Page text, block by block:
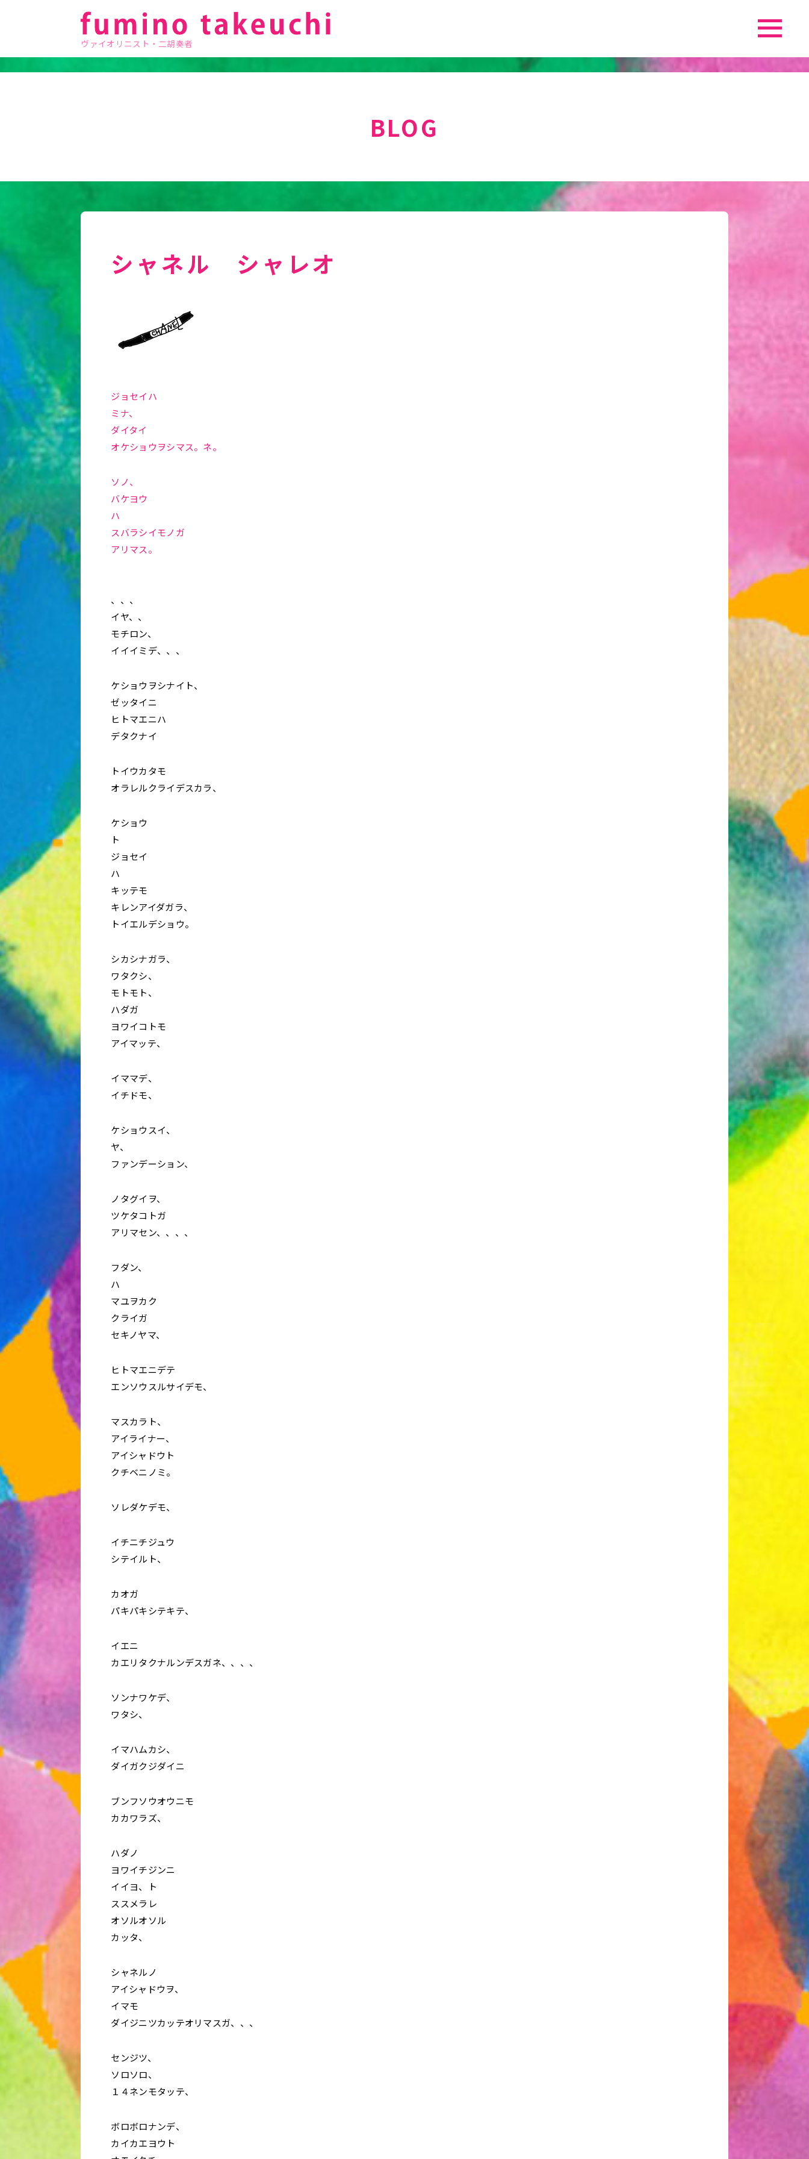
ヴァイオリニスト・二胡奏者
BLOG
シャネル シャレオ
ジョセイハ
ミナ、
ダイタイ
オケショウヲシマス。ネ。
ソノ、
バケヨウ
ハ
スバラシイモノガ
アリマス。
、、、
イヤ、、
モチロン、
イイイミデ、、、
ケショウヲシナイト、
ゼッタイニ
ヒトマエニハ
デタクナイ
トイウカタモ
オラレルクライデスカラ、
ケショウ
ト
ジョセイ
ハ
キッテモ
キレンアイダガラ、
トイエルデショウ。
シカシナガラ、
ワタクシ、
モトモト、
ハダガ
ヨワイコトモ
アイマッテ、
イママデ、
イチドモ、
ケショウスイ、
ヤ、
ファンデーション、
ノタグイヲ、
ツケタコトガ
アリマセン、、、、
フダン、
ハ
マユヲカク
クライガ
セキノヤマ、
ヒトマエニデテ
エンソウスルサイデモ、
マスカラト、
アイライナー、
アイシャドウト
クチベニノミ。
ソレダケデモ、
イチニチジュウ
シテイルト、
カオガ
パキパキシテキテ、
イエニ
カエリタクナルンデスガネ、、、、
ソンナワケデ、
ワタシ、
イマハムカシ、
ダイガクジダイニ
ブンフソウオウニモ
カカワラズ、
ハダノ
ヨワイチジンニ
イイヨ、ト
ススメラレ
オソルオソル
カッタ、
シャネルノ
アイシャドウヲ、
イマモ
ダイジニツカッテオリマスガ、、、
センジツ、
ソロソロ、
１４ネンモタッテ、
ボロボロナンデ、
カイカエヨウト